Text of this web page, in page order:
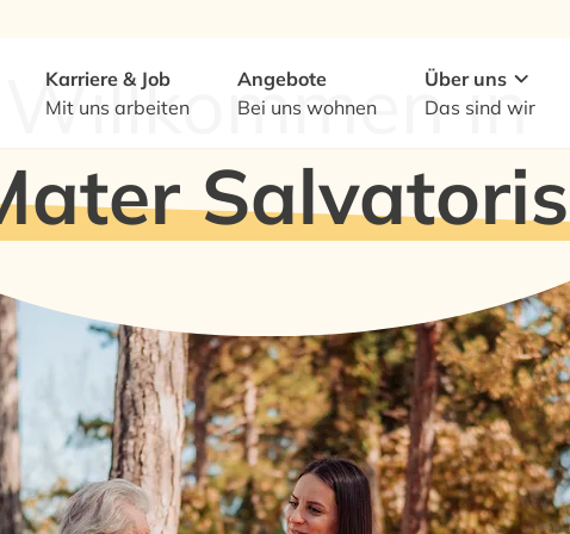
Karriere & Job
Mit uns arbeiten
Angebote
Bei uns wohnen
Über uns
Das sind wir
Willkommen in
Salvatoris